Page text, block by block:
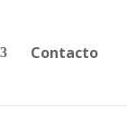
Contacto